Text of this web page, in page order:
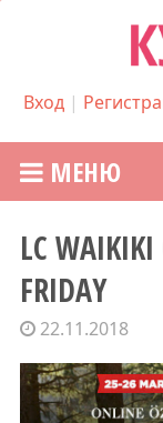
Вход|
МЕНЮ
LC
FRIDAY
22.11.2018